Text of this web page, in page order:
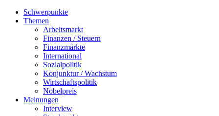
Schwerpunkte
Themen
Arbeitsmarkt
Finanzen / Steuern
Finanzmärkte
International
Sozialpolitik
Konjunktur / Wachstum
Wirtschaftspolitik
Nobelpreis
Meinungen
Interview